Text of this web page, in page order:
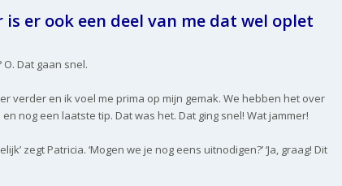
is er ook een deel van me dat wel oplet
O. Dat gaan snel.
verder en ik voel me prima op mijn gemak. We hebben het over
en nog een laatste tip. Dat was het. Dat ging snel! Wat jammer!
zegt Patricia. ‘Mogen we je nog eens uitnodigen?’ ‘Ja, graag! Dit